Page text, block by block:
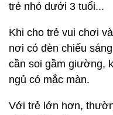
trẻ nhỏ dưới 3 tuổi...
Khi cho trẻ vui chơi
nơi có đèn chiếu
cần soi gầm giường,
ngủ có mắc màn.
Với trẻ lớn hơn,